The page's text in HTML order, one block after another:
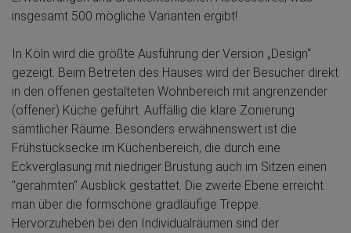
insgesamt 500 mögliche Varianten ergibt!
In Köln wird die größte Ausführung der Version „Design“
gezeigt. Beim Betreten des Hauses wird der Besucher direkt
in den offenen gestalteten Wohnbereich mit angrenzender
(offener) Küche geführt. Auffällig die klare Zonierung
sämtlicher Räume. Besonders erwähnenswert ist die
Frühstücksecke im Küchenbereich, die durch eine
Eckverglasung mit niedriger Brüstung auch im Sitzen einen
"gerahmten" Ausblick gestattet. Die zweite Ebene erreicht
man über die formschöne gradläufige Treppe.
Hervorzuheben bei den Individualräumen sind der